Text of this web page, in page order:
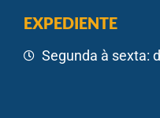
EXPEDIENTE
Segunda à sexta: